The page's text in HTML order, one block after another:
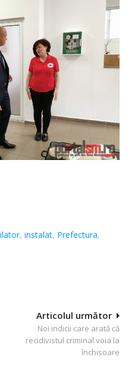
,instalat, Prefectura,
Articolul următor
Noi indicii care arată că
recidivistul criminal voia la
închisoare